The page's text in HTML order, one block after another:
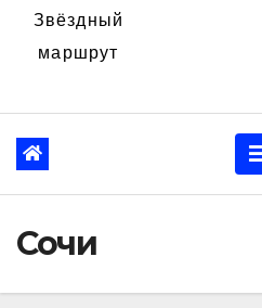
Звёздный
маршрут
Сочи